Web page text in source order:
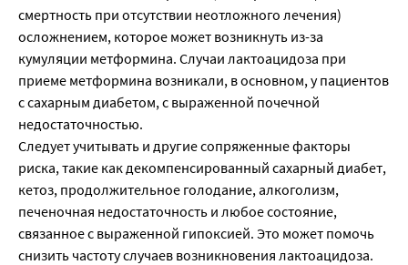
смертность при отсутствии неотложного лечения)
осложнением, которое может возникнуть из-за
кумуляции метформина. Случаи лактоацидоза при
приеме метформина возникали, в основном, у пациентов
с сахарным диабетом, с выраженной почечной
недостаточностью.
Следует учитывать и другие сопряженные факторы
риска, такие как декомпенсированный сахарный диабет,
кетоз, продолжительное голодание, алкоголизм,
печеночная недостаточность и любое состояние,
связанное с выраженной гипоксией. Это может помочь
снизить частоту случаев возникновения лактоацидоза.